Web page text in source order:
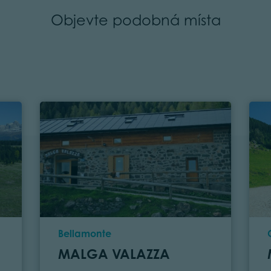
Objevte podobná místa
Location
Bellamonte
MALGA VALAZZA